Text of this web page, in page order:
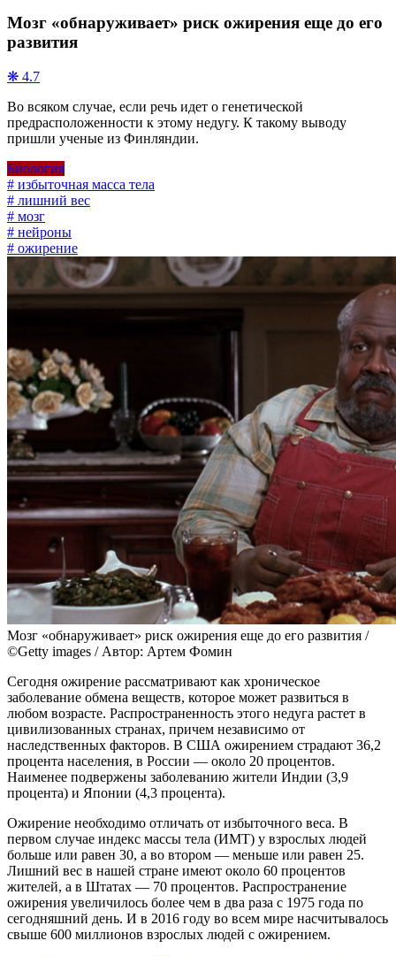
Мозг «обнаруживает» риск ожирения еще до его
развития
❋ 4.7
Во всяком случае, если речь идет о генетической
предрасположенности к этому недугу. К такому выводу
пришли ученые из Финляндии.
Биология
# избыточная масса тела
# лишний вес
# мозг
# нейроны
# ожирение
Мозг «обнаруживает» риск ожирения еще до его развития /
©Getty images / Автор: Артем Фомин
Сегодня ожирение рассматривают как хроническое
заболевание обмена веществ, которое может развиться в
любом возрасте. Распространенность этого недуга растет в
цивилизованных странах, причем независимо от
наследственных факторов. В США ожирением страдают 36,2
процента населения, в России — около 20 процентов.
Наименее подвержены заболеванию жители Индии (3,9
процента) и Японии (4,3 процента).
Ожирение необходимо отличать от избыточного веса. В
первом случае индекс массы тела (ИМТ) у взрослых людей
больше или равен 30, а во втором — меньше или равен 25.
Лишний вес в нашей стране имеют около 60 процентов
жителей, а в Штатах — 70 процентов. Распространение
ожирения увеличилось более чем в два раза с 1975 года по
сегодняшний день. И в 2016 году во всем мире насчитывалось
свыше 600 миллионов взрослых людей с ожирением.